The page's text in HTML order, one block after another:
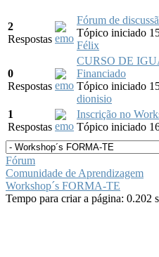
2
Respostas
Fórum de
Tópico iniciado
Félix
0
Respostas
CURSO DE
Financiado
Tópico iniciado
dionisio
1
Respostas
Inscrição no
Tópico iniciado
Fórum
Comunidade de Aprendizagem
Workshop´s FORMA-TE
Tempo para criar a página: 0.202